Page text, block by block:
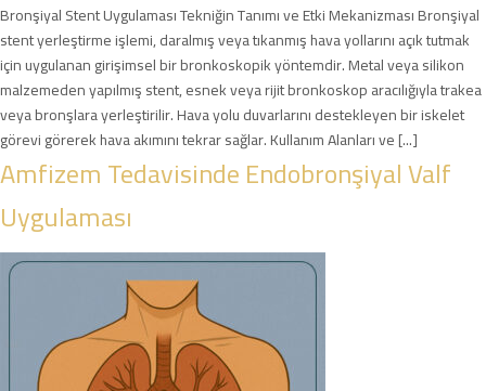
Bronşiyal Stent Uygulaması Tekniğin Tanımı ve Etki Mekanizması Bronşiyal
stent yerleştirme işlemi, daralmış veya tıkanmış hava yollarını açık tutmak
için uygulanan girişimsel bir bronkoskopik yöntemdir. Metal veya silikon
malzemeden yapılmış stent, esnek veya rijit bronkoskop aracılığıyla trakea
veya bronşlara yerleştirilir. Hava yolu duvarlarını destekleyen bir iskelet
görevi görerek hava akımını tekrar sağlar. Kullanım Alanları ve [...]
Amfizem Tedavisinde Endobronşiyal Valf
Uygulaması